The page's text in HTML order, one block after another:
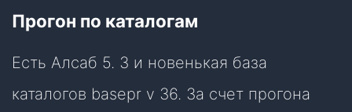
Прогон по каталогам
Есть Алсаб 5. 3 и новенькая база
каталогов basepr v 36. За счет прогона